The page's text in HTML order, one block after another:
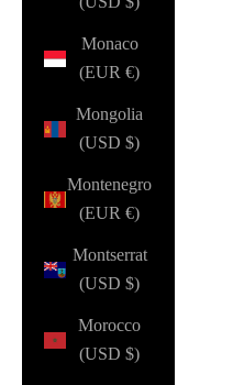
Monaco
(EUR €)
Mongolia
(USD $)
Montenegro
(EUR €)
Montserrat
(USD $)
Morocco
(USD $)